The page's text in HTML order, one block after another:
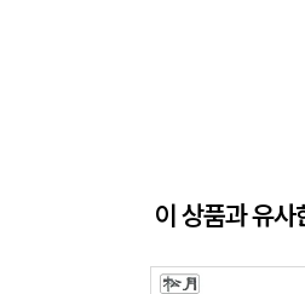
이 상품과 유사